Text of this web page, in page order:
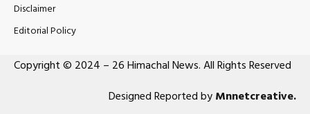
Disclaimer
Editorial Policy
Copyright © 2024 – 26 Himachal News. All Rights Reserved
Designed Reported byMnnetcreative.